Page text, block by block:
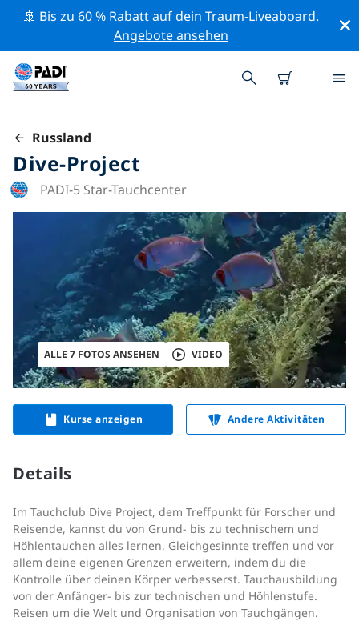
🚢 Bis zu 60 % Rabatt auf dein Traum-Liveaboard.
Angebote ansehen
Russland
Dive-Project
PADI-5 Star-Tauchcenter
ALLE 7 FOTOS ANSEHEN VIDEO
Kurse anzeigen Andere Aktivitäten
Details
Im Tauchclub Dive Project, dem Treffpunkt für Forscher und
Reisende, kannst du von Grund- bis zu technischem und
Höhlentauchen alles lernen, Gleichgesinnte treffen und vor
allem deine eigenen Grenzen erweitern, indem du die
Kontrolle über deinen Körper verbesserst. Tauchausbildung
von der Anfänger- bis zur technischen und Höhlenstufe.
Reisen um die Welt und Organisation von Tauchgängen.